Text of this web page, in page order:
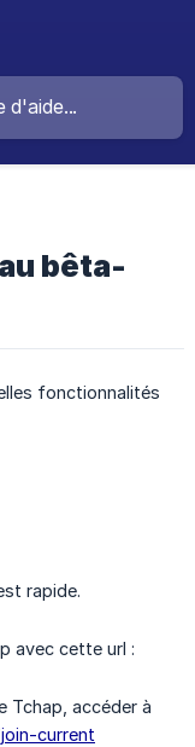
bêta-
fonctionnalités
rapide.
avec cette url :
Tchap, accéder à
current